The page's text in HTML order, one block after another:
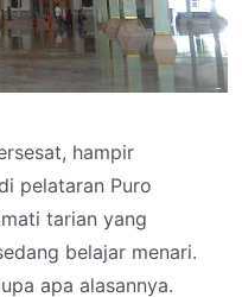
hampir
pelataran Puro
tarian yang
belajar menari.
apa alasannya.